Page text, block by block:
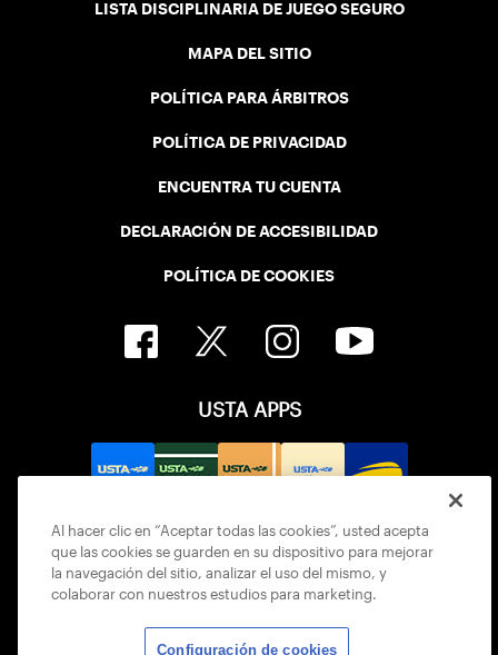
LISTA DISCIPLINARIA DE JUEGO SEGURO
MAPA DEL SITIO
POLÍTICA PARA ÁRBITROS
POLÍTICA DE PRIVACIDAD
ENCUENTRA TU CUENTA
DECLARACIÓN DE ACCESIBILIDAD
POLÍTICA DE COOKIES
USTA APPS
Al hacer clic en “Aceptar todas las cookies”, usted acepta
que las cookies se guarden en su dispositivo para mejorar
la navegación del sitio, analizar el uso del mismo, y
colaborar con nuestros estudios para marketing.
Configuración de cookies